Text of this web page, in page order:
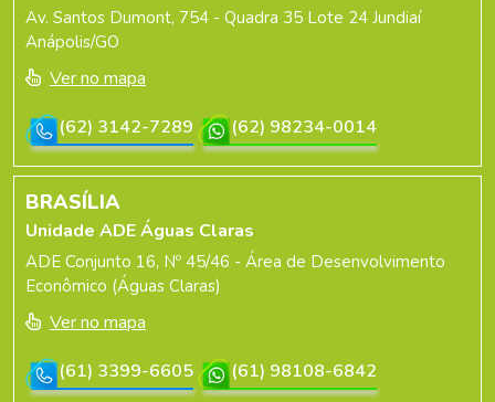
Av. Santos Dumont, 754 - Quadra 35 Lote 24 Jundiaí
Anápolis/GO
Ver no mapa
(62) 3142-7289
(62) 98234-0014
BRASÍLIA
Unidade ADE Águas Claras
ADE Conjunto 16, Nº 45/46 - Área de Desenvolvimento
Econômico (Águas Claras)
Ver no mapa
(61) 3399-6605
(61) 98108-6842